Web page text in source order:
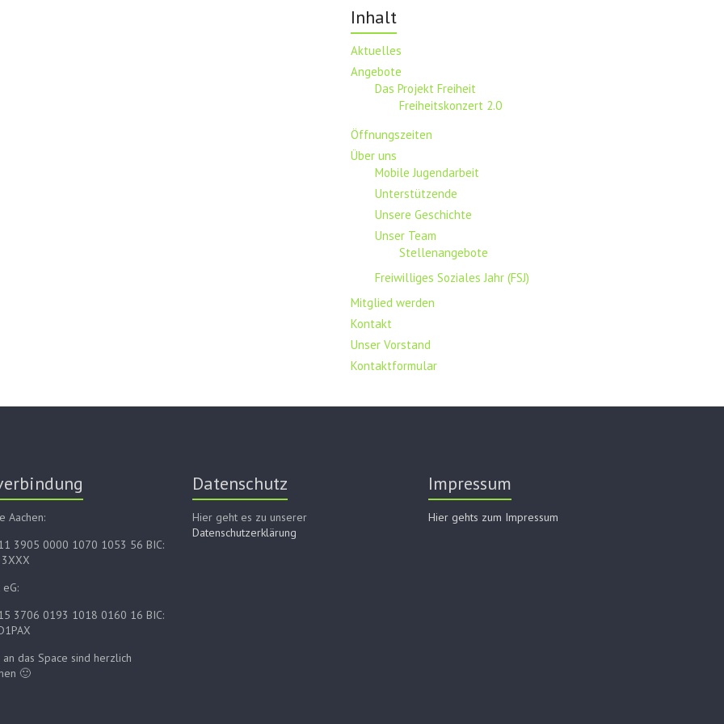
Inhalt
Aktuelles
Angebote
Das Projekt Freiheit
Freiheitskonzert 2.0
Öffnungszeiten
Über uns
Mobile Jugendarbeit
Unterstützende
Unsere Geschichte
Unser Team
Stellenangebote
Freiwilliges Soziales Jahr (FSJ)
Mitglied werden
Kontakt
Unser Vorstand
Kontaktformular
Aachen:
3905 0000 1070 1053 56 BIC:
3706 0193 1018 0160 16 BIC:
das Space sind herzlich
🙂
Datenschutz
Hier geht es zu unserer
Datenschutzerklärung
Impressum
Hier gehts zum Impressum